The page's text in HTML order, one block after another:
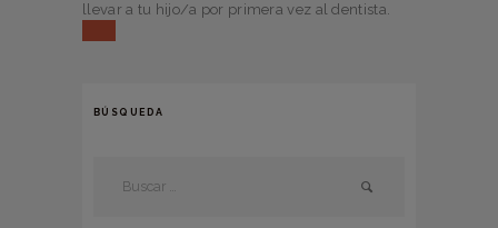
llevar a tu hijo/a por primera vez al dentista.
BÚSQUEDA